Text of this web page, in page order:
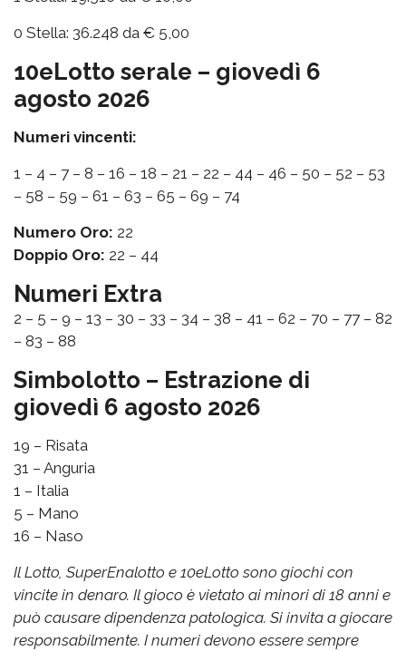
0 Stella: 36.248 da € 5,00
10eLotto serale – giovedì 6
agosto 2026
Numeri vincenti:
1 – 4 – 7 – 8 – 16 – 18 – 21 – 22 – 44 – 46 – 50 – 52 – 53
– 58 – 59 – 61 – 63 – 65 – 69 – 74
Numero Oro: 22
Doppio Oro: 22 – 44
Numeri Extra
2 – 5 – 9 – 13 – 30 – 33 – 34 – 38 – 41 – 62 – 70 – 77 – 82
– 83 – 88
Simbolotto – Estrazione di
giovedì 6 agosto 2026
19 – Risata
31 – Anguria
1 – Italia
5 – Mano
16 – Naso
Il Lotto, SuperEnalotto e 10eLotto sono giochi con
vincite in denaro. Il gioco è vietato ai minori di 18 anni e
può causare dipendenza patologica. Si invita a giocare
responsabilmente. I numeri devono essere sempre